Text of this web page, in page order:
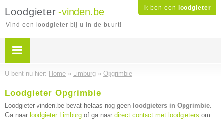
Ik ben een loodgieter
Loodgieter -vinden.be
Vind een loodgieter bij u in de buurt!
U bent nu hier: Home » Limburg » Opgrimbie
Loodgieter Opgrimbie
Loodgieter-vinden.be bevat helaas nog geen loodgieters in Opgrimbie.
Ga naar loodgieter Limburg of ga naar direct contact met loodgieters om